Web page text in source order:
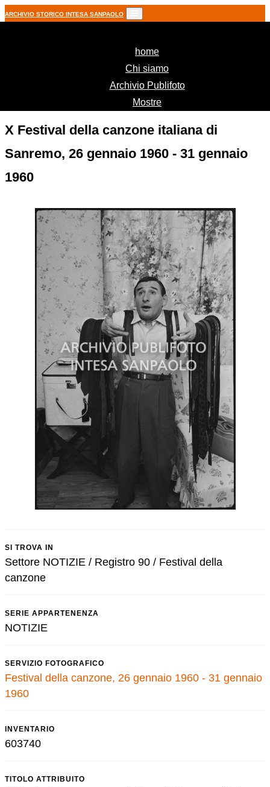
ARCHIVIO STORICO INTESA SANPAOLO
home(current)
Chi siamo
Archivio Publifoto
Mostre
X Festival della canzone italiana di
Sanremo, 26 gennaio 1960 - 31 gennaio
1960
SI TROVA IN
Settore NOTIZIE / Registro 90 / Festival della
canzone
SERIE APPARTENENZA
NOTIZIE
SERVIZIO FOTOGRAFICO
Festival della canzone, 26 gennaio 1960 - 31 gennaio
1960
INVENTARIO
603740
TITOLO ATTRIBUITO